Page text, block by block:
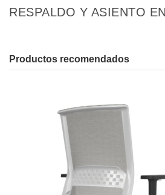
RESPALDO Y ASIENTO
Productos recomendados